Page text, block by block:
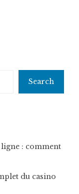
Search
: comment
du casino